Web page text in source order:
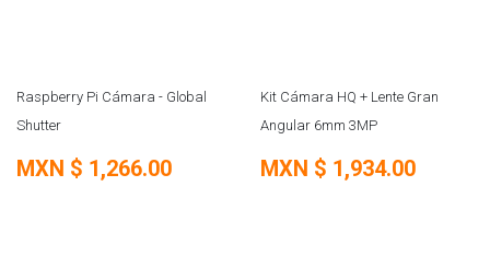
SOBRE PEDIDO
Raspberry Pi Cámara - Global
Shutter
MXN $ 1,266.00
Kit Cámara HQ + Lente Gran
Angular 6mm 3MP
MXN $ 1,934.00